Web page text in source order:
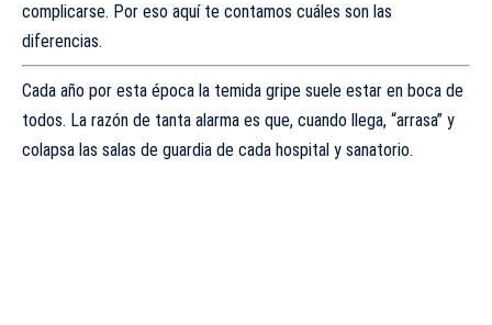
complicarse. Por eso aquí te contamos cuáles son las
diferencias.
Cada año por esta época la temida gripe suele estar en boca de
todos. La razón de tanta alarma es que, cuando llega, “arrasa” y
colapsa las salas de guardia de cada hospital y sanatorio.